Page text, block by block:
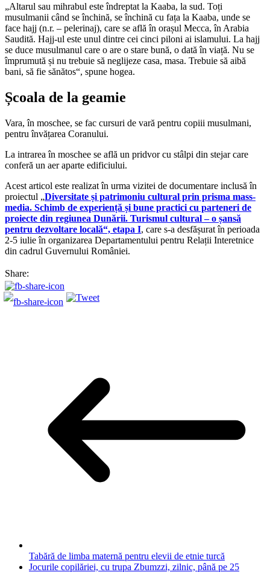
„Altarul sau mihrabul este îndreptat la Kaaba, la sud. Toți
musulmanii când se închină, se închină cu fața la Kaaba, unde se
face hajj (n.r. – pelerinaj), care se află în orașul Mecca, în Arabia
Saudită. Hajj-ul este unul dintre cei cinci piloni ai islamului. La hajj
se duce musulmanul care o are o stare bună, o dată în viață. Nu se
împrumută și nu trebuie să neglijeze casa, masa. Trebuie să aibă
bani, să fie sănătos“, spune hogea.
Școala de la geamie
Vara, în moschee, se fac cursuri de vară pentru copiii musulmani,
pentru învățarea Coranului.
La intrarea în moschee se află un pridvor cu stâlpi din stejar care
conferă un aer aparte edificiului.
Acest articol este realizat în urma vizitei de documentare inclusă în
proiectul „Diversitate și patrimoniu cultural prin prisma mass-
media. Schimb de experiență și bune practici cu parteneri de
proiecte din regiunea Dunării. Turismul cultural – o șansă
pentru dezvoltare locală“, etapa I, care s-a desfășurat în perioada
2-5 iulie în organizarea Departamentului pentru Relații Interetnice
din cadrul Guvernului României.
Share:
Tabără de limba maternă pentru elevii de etnie turcă
Jocurile copilăriei, cu trupa Zbumzzi, zilnic, până pe 25